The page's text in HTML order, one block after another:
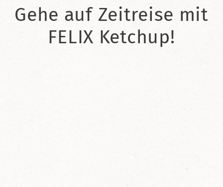
Gehe auf Zeitreise mit
FELIX Ketchup!